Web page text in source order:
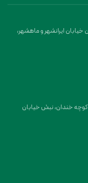
ایرانشهر و ماهشهر،
کوچه خندان، نبش خیابان